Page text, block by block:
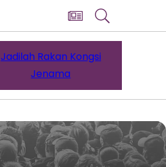
Jadilah Rakan Kongsi
Jenama